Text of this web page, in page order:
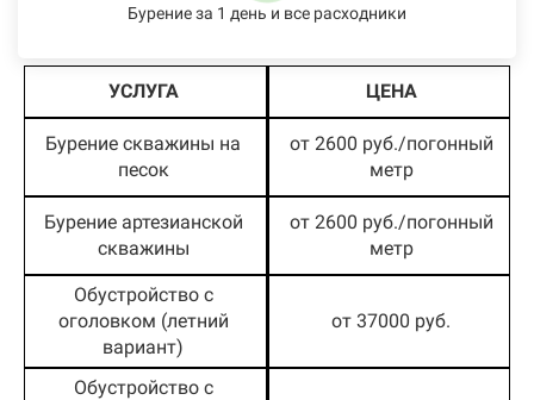
Бурение за 1 день и все расходники
УСЛУГА ЦЕНА
Бурение скважины на
песок
от 2600 руб./погонный
метр
Бурение артезианской
скважины
от 2600 руб./погонный
метр
Обустройство с
оголовком (летний
вариант)
от 37000 руб.
Обустройство с